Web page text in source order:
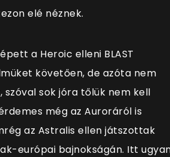
elé néznek.
a Heroic elleni BLAST
követően, de azóta nem
sok jóra tőlük nem kell
még az Auroráról is
az Astralis ellen játszottak
európai bajnokságán. Itt